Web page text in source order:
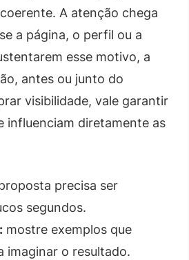
A atenção chega
a página, o perfil ou a
esse motivo, a
antes ou junto do
visibilidade, vale garantir
influenciam diretamente as
precisa ser
segundos.
mostre exemplos que
imaginar o resultado.